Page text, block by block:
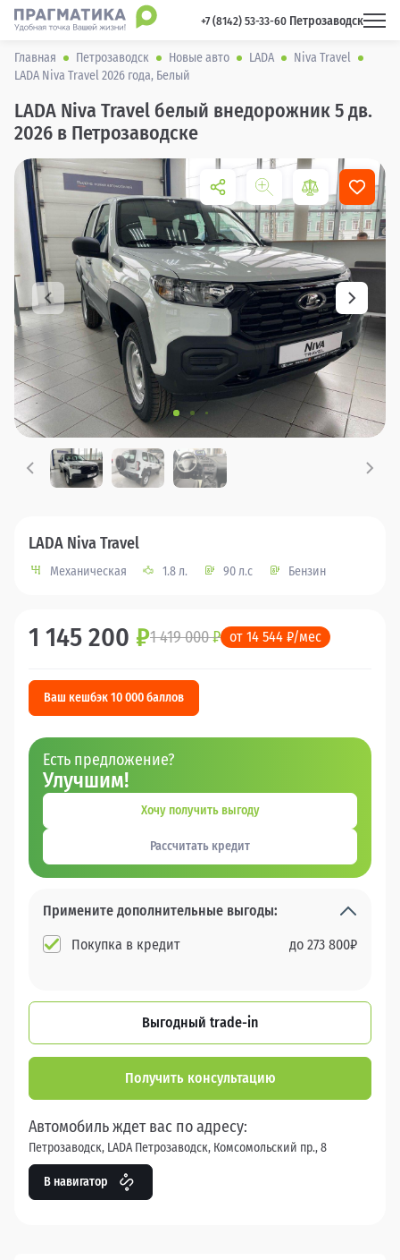
+7 (8142) 53-33-60 Петрозаводск
Главная Петрозаводск Новые авто LADA
Niva Travel
LADA Niva Travel 2026 года, Белый
LADA Niva Travel белый внедорожник 5 дв.
2026 в Петрозаводске
LADA Niva Travel
Механическая 1.8 л. 90 л.с Бензин
1 145 200 ₽1 419 000₽ от 14 544 ₽/мес
Ваш кешбэк 10 000 баллов
Есть предложение?
Улучшим!
Хочу получить выгоду
Рассчитать кредит
Примените дополнительные выгоды:
Покупка в кредит
до 273 800₽
Выгодный trade-in
Получить консультацию
Автомобиль ждет вас по адресу:
Петрозаводск, LADA Петрозаводск, Комсомольский пр., 8
В навигатор